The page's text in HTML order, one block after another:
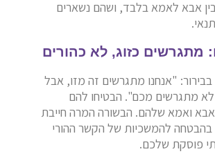
אבא לאמא בלבד, ושהם נשארים
"אנחנו מתגרשים זה מזו, אבל
לא מתגרשים מכם". הבטיחו להם
ואמא שלהם. הבשורה המרה חייבת
בהבטחה להמשכיות של הקשר ההורי
פוסקת שלכם.